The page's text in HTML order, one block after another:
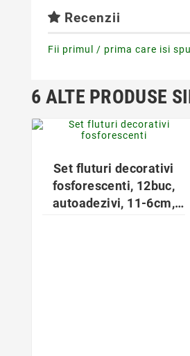
Recenzii
Fii primul / prima care isi
6 ALTE PRODUSE
Set fluturi decorativi
fosforescenti, 12buc,
autoadezivi, 11-6cm,